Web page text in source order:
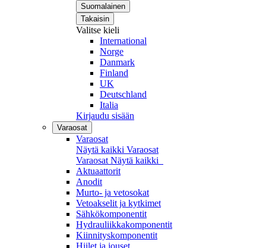
Suomalainen
Takaisin
Valitse kieli
International
Norge
Danmark
Finland
UK
Deutschland
Italia
Kirjaudu sisään
Varaosat
Varaosat
Näytä kaikki Varaosat
Varaosat Näytä kaikki
Aktuaattorit
Anodit
Murto- ja vetosokat
Vetoakselit ja kytkimet
Sähkökomponentit
Hydrauliikkakomponentit
Kiinnityskomponentit
Hiilet ja jouset